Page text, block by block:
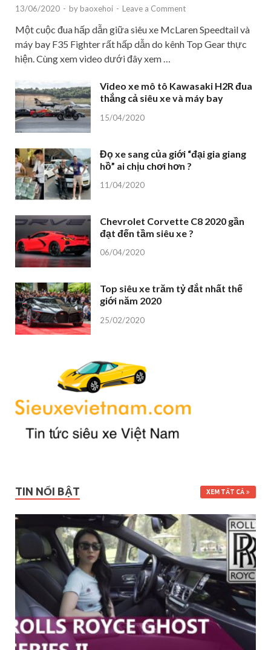
13/06/2020 - by baoxehoi - Leave a Comment
Một cuộc đua hấp dẫn giữa siêu xe McLaren Speedtail và
máy bay F35 Fighter rất hấp dẫn do kênh Top Gear thực
hiện. Cùng xem video dưới đây xem …
Video xe mô tô Kawasaki H2R đua
thắng cả siêu xe và máy bay
15/04/2020
Đọ xe sang của giới “đại gia giang
hồ” ai chịu chơi hơn ?
11/04/2020
Chevrolet Corvette C8 2020 gần
đạt đến tầm siêu xe ?
06/04/2020
Top siêu xe trăm tỷ đắt nhất thế
giới năm 2020
25/02/2020
TIN NỔI BẬT XEM TẤT CẢ